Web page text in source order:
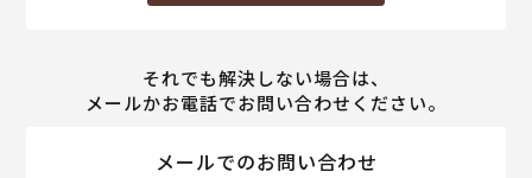
それでも解決しない場合は、
メールかお電話でお問い合わせください。
メールでのお問い合わせ